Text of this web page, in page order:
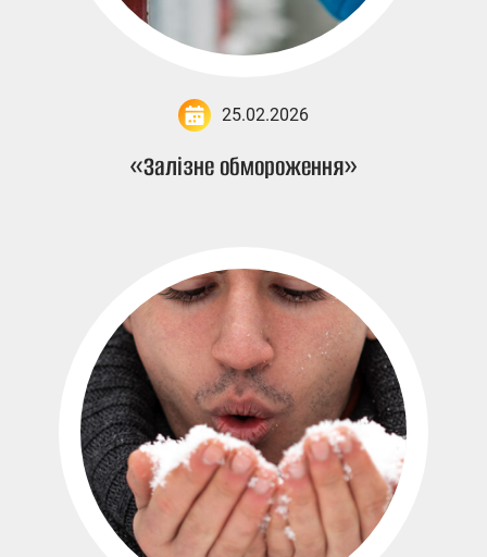
25.02.2026
«Залізне обмороження»